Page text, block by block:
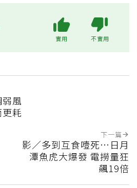
實用 不實用
風
耗
下一篇
影／多到互食噎死…日月
潭魚虎大爆發 電撈量狂
飆19倍